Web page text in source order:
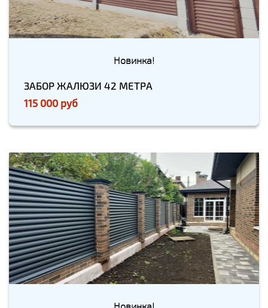
Новинка!
ЗАБОР ЖАЛЮЗИ 42 МЕТРА
115 000 руб